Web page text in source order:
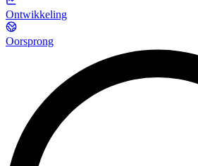
Ontwikkeling
Oorsprong